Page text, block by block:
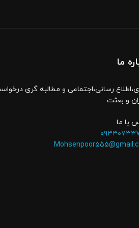
ما
رسانی،اجتماعی و مطالبه گری
و بعثت
با ما